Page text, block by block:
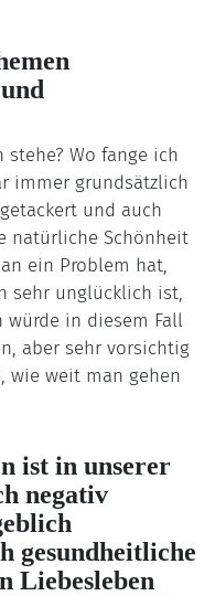
Wo fange ich
immer grundsätzlich
und auch
natürliche Schönheit
ein Problem hat,
sehr unglücklich ist,
würde in diesem Fall
aber sehr vorsichtig
wie weit man gehen
ist in unserer
negativ
gesundheitliche
Liebesleben